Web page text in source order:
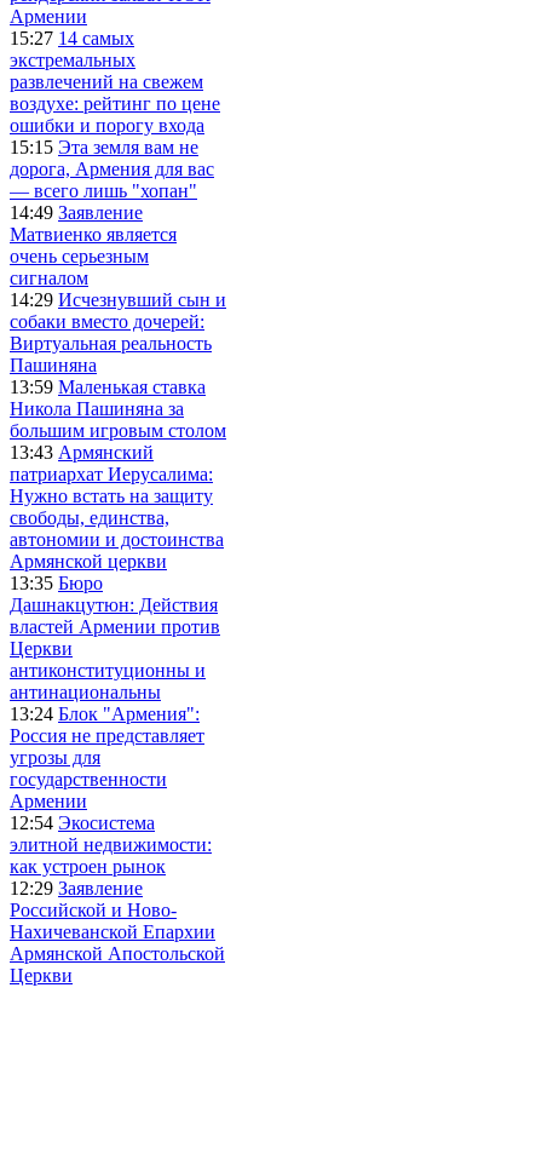
Армении
15:27 14 самых
экстремальных
развлечений на свежем
воздухе: рейтинг по цене
ошибки и порогу входа
15:15 Эта земля вам не
дорога, Армения для вас
— всего лишь "хопан"
14:49 Заявление
Матвиенко является
очень серьезным
сигналом
14:29 Исчезнувший сын и
собаки вместо дочерей:
Виртуальная реальность
Пашиняна
13:59 Маленькая ставка
Никола Пашиняна за
большим игровым столом
13:43 Армянский
патриархат Иерусалима:
Нужно встать на защиту
свободы, единства,
автономии и достоинства
Армянской церкви
13:35 Бюро
Дашнакцутюн: Действия
властей Армении против
Церкви
антиконституционны и
антинациональны
13:24 Блок "Армения":
Россия не представляет
угрозы для
государственности
Армении
12:54 Экосистема
элитной недвижимости:
как устроен рынок
12:29 Заявление
Российской и Ново-
Нахичеванской Епархии
Армянской Апостольской
Церкви